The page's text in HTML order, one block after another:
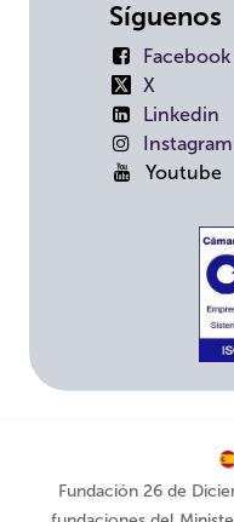
Síguenos
Facebook
X
Linkedin
Instagram
Youtube
Fundación 26 de